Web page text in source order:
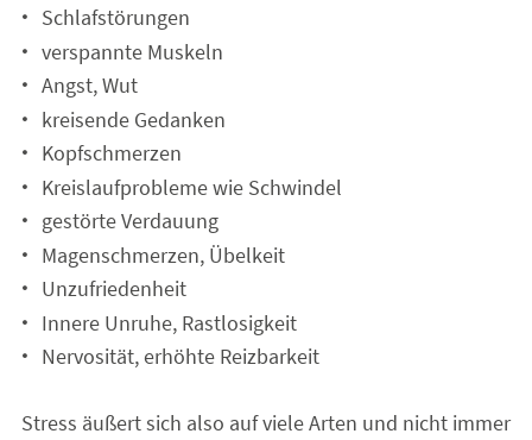
Schlafstörungen
verspannte Muskeln
Angst, Wut
kreisende Gedanken
Kopfschmerzen
Kreislaufprobleme wie Schwindel
gestörte Verdauung
Magenschmerzen, Übelkeit
Unzufriedenheit
Innere Unruhe, Rastlosigkeit
Nervosität, erhöhte Reizbarkeit
Stress äußert sich also auf viele Arten und nicht immer